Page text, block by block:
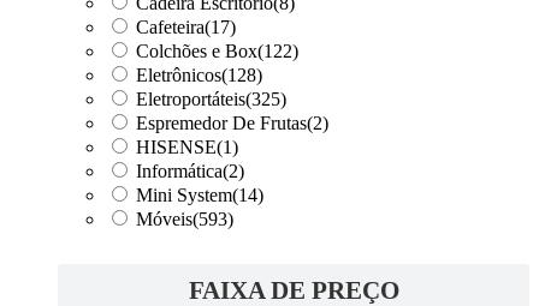
Cafeteira(17)
Colchões e Box(122)
Eletrônicos(128)
Eletroportáteis(325)
Espremedor De Frutas(2)
HISENSE(1)
Informática(2)
Mini System(14)
Móveis(593)
FAIXA DE PREÇO